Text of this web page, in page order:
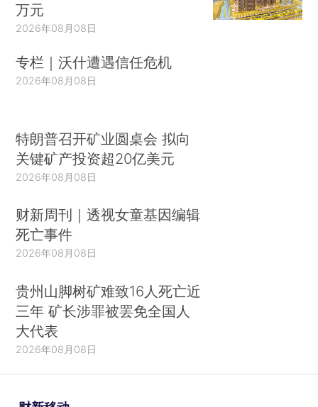
万元
2026年08月08日
专栏｜沃什遭遇信任危机
2026年08月08日
特朗普召开矿业圆桌会 拟向
关键矿产投资超20亿美元
2026年08月08日
财新周刊｜透视女童基因编辑
死亡事件
2026年08月08日
贵州山脚树矿难致16人死亡近
三年 矿长涉罪被罢免全国人
大代表
2026年08月08日